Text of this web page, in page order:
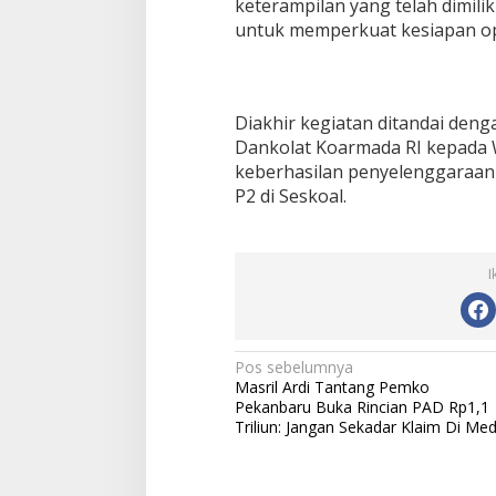
keterampilan yang telah
untuk memperkuat kesiapan
Diakhir kegiatan ditandai
Dankolat Koarmada RI kepada
keberhasilan
P2 di Seskoal.
N
a
v
Pos sebelumnya
Masril Ardi Tantang Pemko
Pekanbaru Buka Rincian PAD Rp1,1
Triliun: Jangan Sekadar Klaim Di